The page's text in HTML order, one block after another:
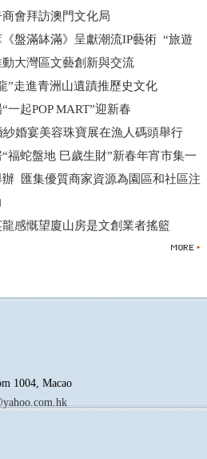
會拜訪澳門文化局
盤滿缽滿》呈獻潮流IP藝術 “旅遊
動大灣區文藝創新與交流
”走進青洲山遺蹟推歷史文化
一起POP MART”迎新春
紗婚宴美容珠寶展在漁人碼頭舉行
福蛇盤地 巳歲生財”新春年宵市集一
匯集優質商家資源為園區和社區注
感慨望廈山房是文創業者搖籃
1004, Macao